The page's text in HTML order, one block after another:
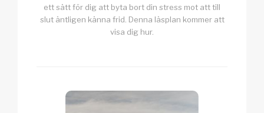
ett sätt för dig att byta bort din stress mot att till
slut äntligen känna frid. Denna läsplan kommer att
visa dig hur.